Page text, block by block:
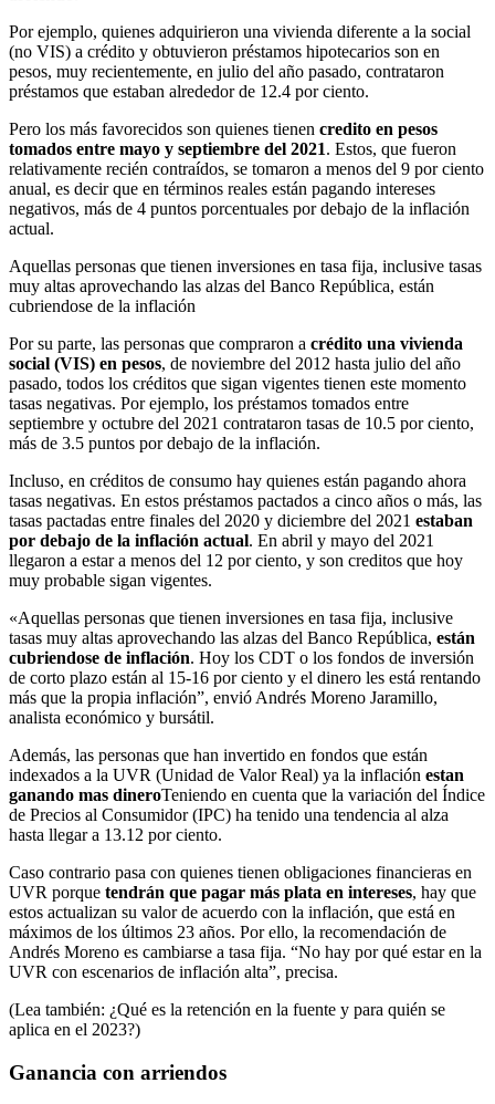
Por ejemplo, quienes adquirieron una vivienda diferente a la social
(no VIS) a crédito y obtuvieron préstamos hipotecarios son en
pesos, muy recientemente, en julio del año pasado, contrataron
préstamos que estaban alrededor de 12.4 por ciento.
Pero los más favorecidos son quienes tienen credito en pesos
tomados entre mayo y septiembre del 2021. Estos, que fueron
relativamente recién contraídos, se tomaron a menos del 9 por ciento
anual, es decir que en términos reales están pagando intereses
negativos, más de 4 puntos porcentuales por debajo de la inflación
actual.
Aquellas personas que tienen inversiones en tasa fija, inclusive tasas
muy altas aprovechando las alzas del Banco República, están
cubriendose de la inflación
Por su parte, las personas que compraron a crédito una vivienda
social (VIS) en pesos, de noviembre del 2012 hasta julio del año
pasado, todos los créditos que sigan vigentes tienen este momento
tasas negativas. Por ejemplo, los préstamos tomados entre
septiembre y octubre del 2021 contrataron tasas de 10.5 por ciento,
más de 3.5 puntos por debajo de la inflación.
Incluso, en créditos de consumo hay quienes están pagando ahora
tasas negativas. En estos préstamos pactados a cinco años o más, las
tasas pactadas entre finales del 2020 y diciembre del 2021 estaban
por debajo de la inflación actual. En abril y mayo del 2021
llegaron a estar a menos del 12 por ciento, y son creditos que hoy
muy probable sigan vigentes.
«Aquellas personas que tienen inversiones en tasa fija, inclusive
tasas muy altas aprovechando las alzas del Banco República, están
cubriendose de inflación. Hoy los CDT o los fondos de inversión
de corto plazo están al 15-16 por ciento y el dinero les está rentando
más que la propia inflación”, envió Andrés Moreno Jaramillo,
analista económico y bursátil.
Además, las personas que han invertido en fondos que están
indexados a la UVR (Unidad de Valor Real) ya la inflación estan
ganando mas dineroTeniendo en cuenta que la variación del Índice
de Precios al Consumidor (IPC) ha tenido una tendencia al alza
hasta llegar a 13.12 por ciento.
Caso contrario pasa con quienes tienen obligaciones financieras en
UVR porque tendrán que pagar más plata en intereses, hay que
estos actualizan su valor de acuerdo con la inflación, que está en
máximos de los últimos 23 años. Por ello, la recomendación de
Andrés Moreno es cambiarse a tasa fija. “No hay por qué estar en la
UVR con escenarios de inflación alta”, precisa.
(Lea también: ¿Qué es la retención en la fuente y para quién se
aplica en el 2023?)
Ganancia con arriendos